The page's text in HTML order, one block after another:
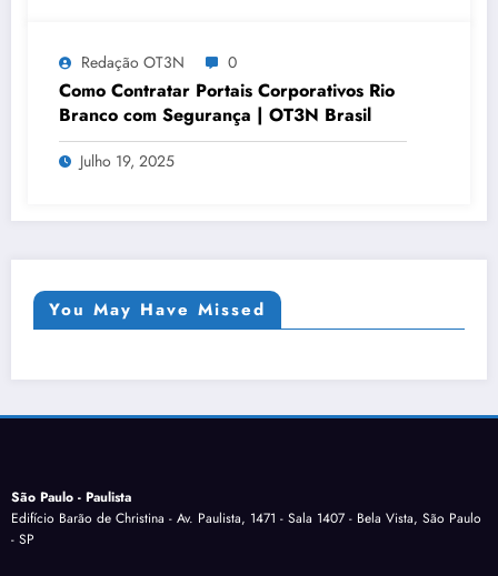
Redação OT3N 0
Como Contratar Portais Corporativos Rio
Branco com Segurança | OT3N Brasil
Julho 19, 2025
You May Have Missed
São Paulo - Paulista
Edifício Barão de Christina - Av. Paulista, 1471 - Sala 1407 - Bela Vista, São Paulo
- SP